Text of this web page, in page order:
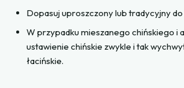
Dopasuj uproszczony lub tradycyjny do
W przypadku mieszanego chińskiego i
ustawienie chińskie zwykle i tak
łacińskie.